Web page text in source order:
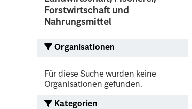
Forstwirtschaft und
Nahrungsmittel
Organisationen
Für diese Suche wurden keine
Organisationen gefunden.
Kategorien